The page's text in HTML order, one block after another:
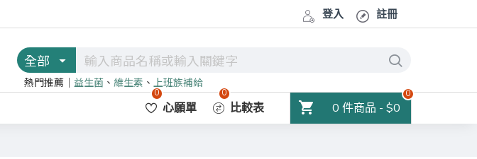
登入 註冊
全部
熱門推薦｜益生菌 、 維生素 、上班族補給
心願單
0
比較表
0
0 件商品 - $0
0